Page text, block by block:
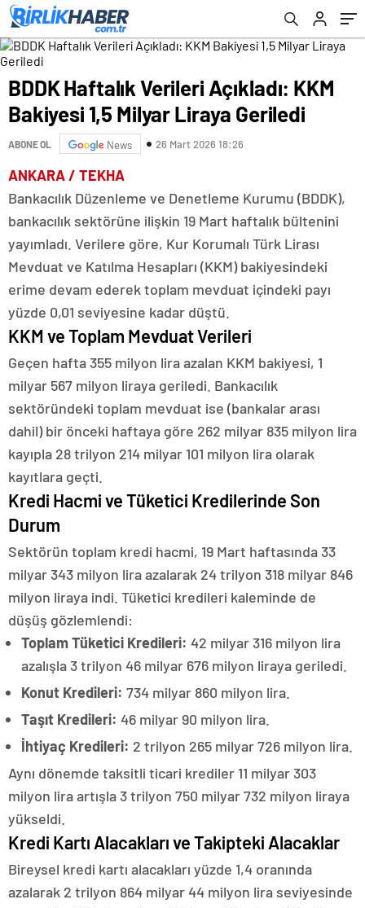
BDDK Haftalık Verileri Açıkladı: KKM
Bakiyesi 1,5 Milyar Liraya Geriledi
ABONE OL News 26 Mart 2026 18:26
ANKARA / TEKHA
Bankacılık Düzenleme ve Denetleme Kurumu (BDDK),
bankacılık sektörüne ilişkin 19 Mart haftalık bültenini
yayımladı. Verilere göre, Kur Korumalı Türk Lirası
Mevduat ve Katılma Hesapları (KKM) bakiyesindeki
erime devam ederek toplam mevduat içindeki payı
yüzde 0,01 seviyesine kadar düştü.
KKM ve Toplam Mevduat Verileri
Geçen hafta 355 milyon lira azalan KKM bakiyesi, 1
milyar 567 milyon liraya geriledi. Bankacılık
sektöründeki toplam mevduat ise (bankalar arası
dahil) bir önceki haftaya göre 262 milyar 835 milyon lira
kayıpla 28 trilyon 214 milyar 101 milyon lira olarak
kayıtlara geçti.
Kredi Hacmi ve Tüketici Kredilerinde Son
Durum
Sektörün toplam kredi hacmi, 19 Mart haftasında 33
milyar 343 milyon lira azalarak 24 trilyon 318 milyar 846
milyon liraya indi. Tüketici kredileri kaleminde de
düşüş gözlemlendi:
Toplam Tüketici Kredileri: 42 milyar 316 milyon lira
azalışla 3 trilyon 46 milyar 676 milyon liraya geriledi.
Konut Kredileri: 734 milyar 860 milyon lira.
Taşıt Kredileri: 46 milyar 90 milyon lira.
İhtiyaç Kredileri: 2 trilyon 265 milyar 726 milyon lira.
Aynı dönemde taksitli ticari krediler 11 milyar 303
milyon lira artışla 3 trilyon 750 milyar 732 milyon liraya
yükseldi.
Kredi Kartı Alacakları ve Takipteki Alacaklar
Bireysel kredi kartı alacakları yüzde 1,4 oranında
azalarak 2 trilyon 864 milyar 44 milyon lira seviyesinde